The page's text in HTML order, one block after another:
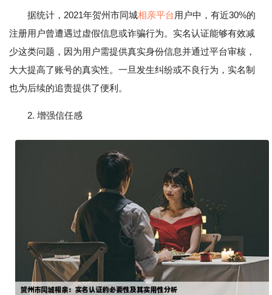
据统计，2021年贺州市同城相亲平台用户中，有近30%的
注册用户曾遭遇过虚假信息或诈骗行为。实名认证能够有效减
少这类问题，因为用户需提供真实身份信息并通过平台审核，
大大提高了账号的真实性。一旦发生纠纷或不良行为，实名制
也为后续的追责提供了便利。
2. 增强信任感